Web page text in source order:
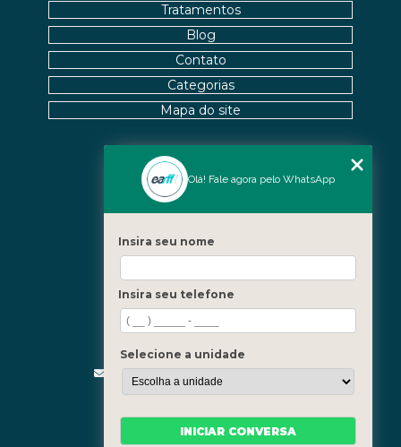
Fale Conosco
(21) 3619-5657
(21) 99390-3850
contato@fisioterapiainvestigativa.com
Segunda a sexta, das 7h às 21h
Nossas Unidades
Barra - Rio de Janeiro
Tratamentos
Blog
Contato
Categorias
Mapa do site
Olá! Fale agora pelo WhatsApp
Insira seu nome
Insira seu telefone
Selecione a unidade
INICIAR CONVERSA